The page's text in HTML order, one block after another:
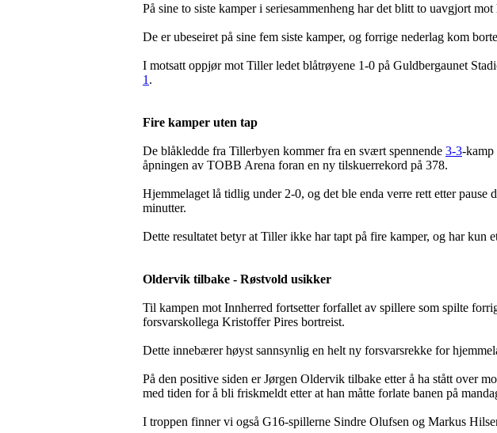
På sine to siste kamper i seriesammenheng har det blitt to uavgjort
De er ubeseiret på sine fem siste kamper, og forrige nederlag kom
I motsatt oppjør mot Tiller ledet blåtrøyene 1-0 på Guldbergaunet
1 .
Fire kamper uten tap
De blåkledde fra Tillerbyen kommer fra en svært spennende 3-3-kamp
åpningen av TOBB Arena foran en ny tilskuerrekord på 378.
Hjemmelaget lå tidlig under 2-0, og det ble enda verre rett etter
minutter.
Dette resultatet betyr at Tiller ikke har tapt på fire kamper, og har kun
Oldervik tilbake - Røstvold usikker
Til kampen mot Innherred fortsetter forfallet av spillere som spilte
forsvarskollega Kristoffer Pires bortreist.
Dette innebærer høyst sannsynlig en helt ny forsvarsrekke for
På den positive siden er Jørgen Oldervik tilbake etter å ha stått over
med tiden for å bli friskmeldt etter at han måtte forlate banen på
I troppen finner vi også G16-spillerne Sindre Olufsen og Markus